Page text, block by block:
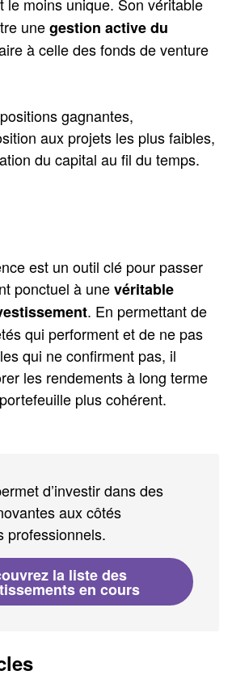
unegestion active du
à celle des fonds de venture
gagnantes,
aux projets les plus faibles,
du capital au fil du temps.
est un outil clé pour passer
ponctuel à unevéritable
. En permettant de
qui performent et de ne pas
qui ne confirment pas, il
les rendements à long terme
plus cohérent.
d’investir dans des
aux côtés
professionnels.
la liste des
en cours